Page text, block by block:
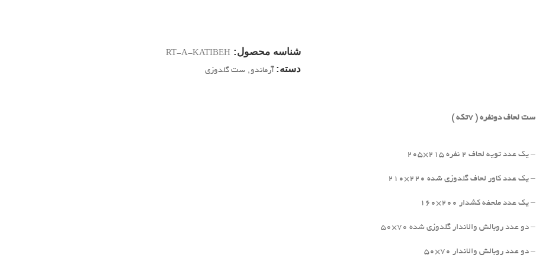
ست لحاف دونفره ( 7تکه )
– یک عدد تویه لحاف 2 نفره 215×205
– یک عدد کاور لحاف گلدوزی شده 220×210
– یک عدد ملحفه کشدار 200×160
– دو عدد روبالش والاندار گلدوزی شده 70×50
– دو عدد روبالش والاندار 70×50
شناسه محصول: RT-A-KATIBEH
دسته: آرماندو , ست گلدوزی